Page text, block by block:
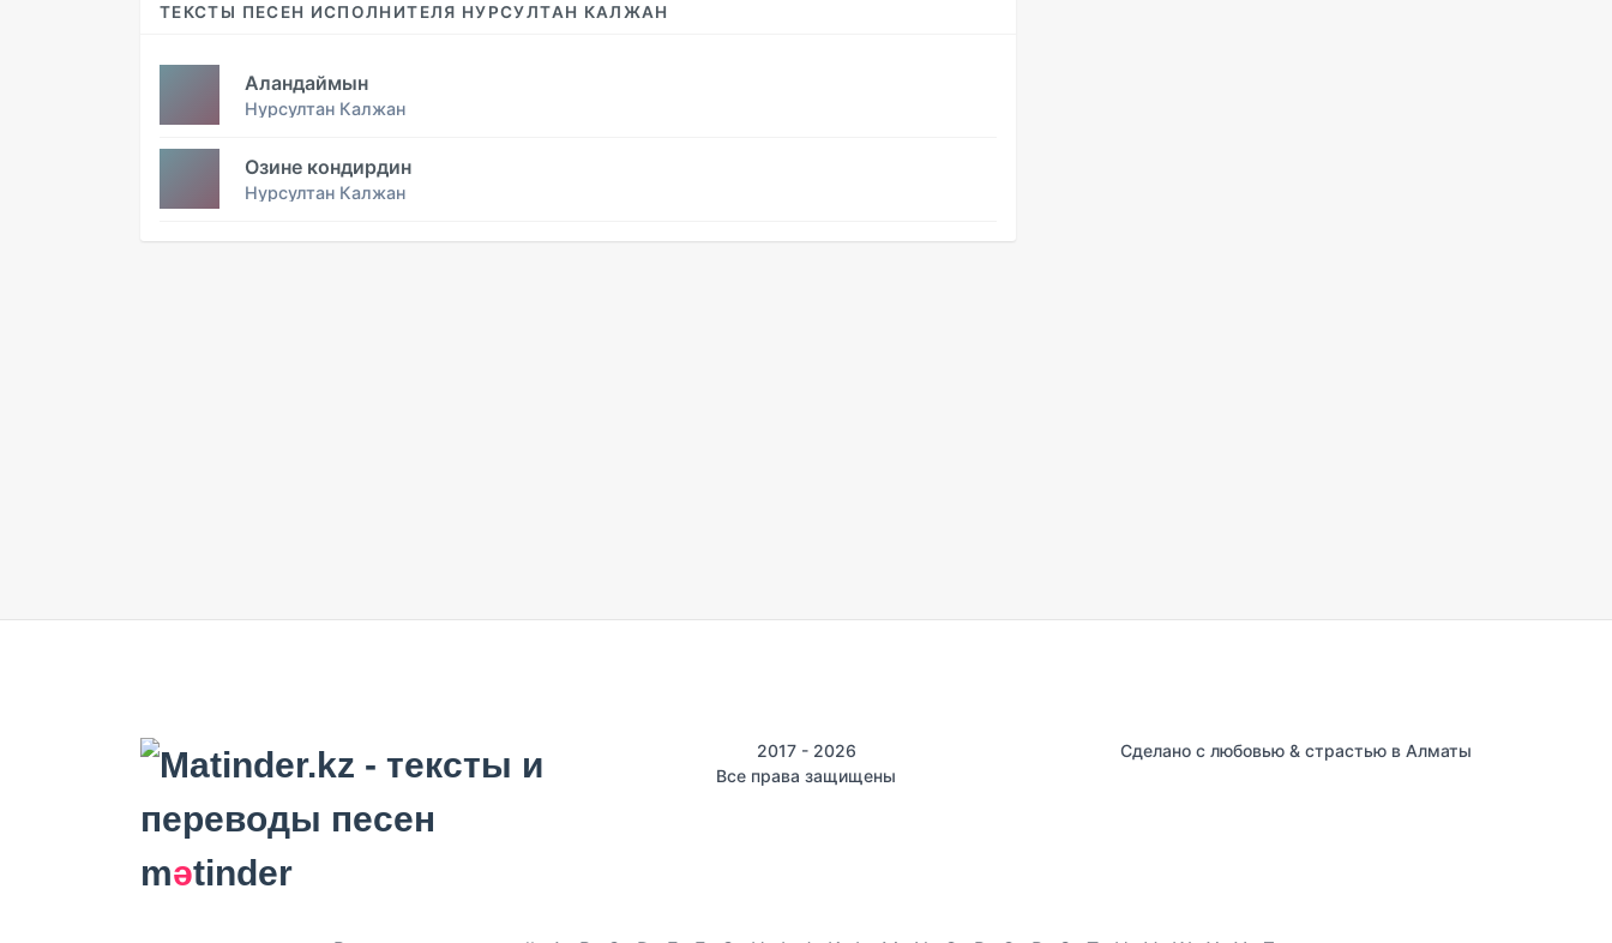
ТЕКСТЫ ПЕСЕН ИСПОЛНИТЕЛЯ НУРСУЛТАН КАЛЖАН
Аландаймын
Нурсултан Калжан
Озине кондирдин
Нурсултан Калжан
mәtinder
2017 - 2026
Все права защищены
Сделано с любовью & страстью в Алматы